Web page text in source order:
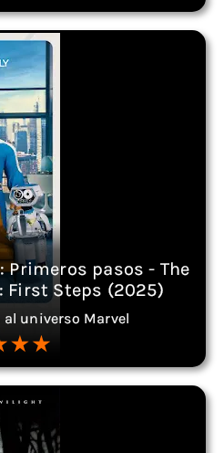
Primeros pasos - The
First Steps (2025)
universo Marvel